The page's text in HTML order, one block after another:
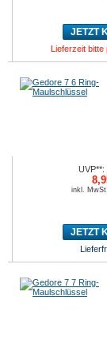
JETZT
Lieferzeit bitte
UVP**:
inkl.
JETZT